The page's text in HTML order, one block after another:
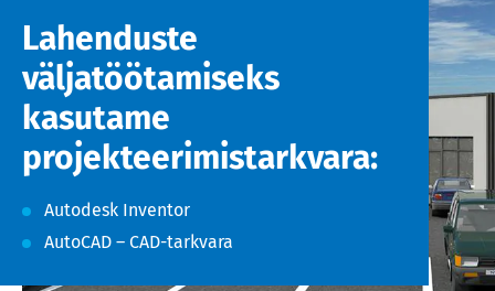
Lahenduste
väljatöötamiseks
kasutame
projekteerimistarkvara:
Autodesk Inventor
AutoCAD – CAD-tarkvara